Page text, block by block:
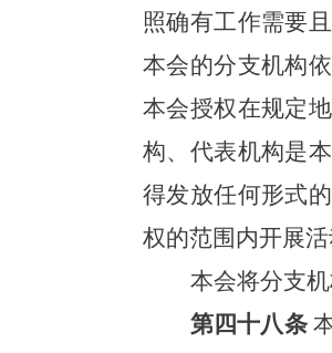
照确有工作需要
本会的分支机构
本会授权在规定
构、代表机构是
得发放任何形式
权的范围内开展
本会将分支
第 四十八条